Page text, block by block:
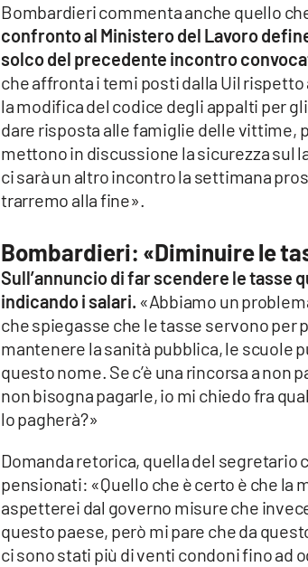
Bombardieri commenta anche quello
confronto al Ministero del Lavoro
solco del precedente incontro
che affronta i temi posti dalla Uil
la modifica del codice degli appalti per
dare risposta alle famiglie delle vittime,
mettono in discussione la sicurezza sul
ci sarà un altro incontro la settimana
trarremo alla fine».
Bombardieri: «Diminuire le
Sull’annuncio di far scendere le tasse
indicando i salari. «Abbiamo un
che spiegasse che le tasse servono per
mantenere la sanità pubblica, le scuole
questo nome. Se c’è una rincorsa a non
non bisogna pagarle, io mi chiedo fra
lo pagherà?»
Domanda retorica, quella del
pensionati: «Quello che è certo è che la
aspetterei dal governo misure che
questo paese, però mi pare che da
ci sono stati più di venti condoni fino ad